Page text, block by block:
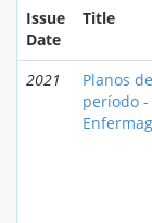
Issue
Date
Title
2021
Planos
período -